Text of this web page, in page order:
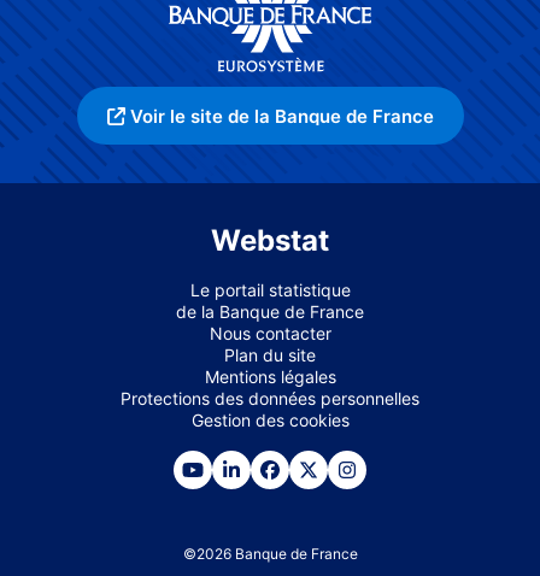
Voir le site de la Banque de France
Webstat
Le portail statistique
de la Banque de France
Nous contacter
Plan du site
Mentions légales
Protections des données personnelles
Gestion des cookies
©2026 Banque de France